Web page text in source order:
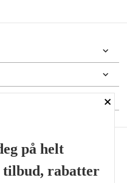
×
på helt
tilbud, rabatter